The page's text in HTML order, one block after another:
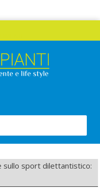
sullo sport dilettantistico: